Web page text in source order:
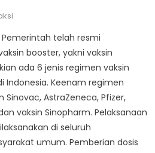
telah resmi
booster, yakni vaksin
ada 6 jenis regimen vaksin
Indonesia. Keenam regimen
AstraZeneca, Pfizer,
vaksin Sinopharm. Pelaksanaan
di seluruh
umum. Pemberian dosis